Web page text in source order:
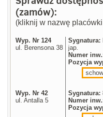
(zamów):
(kliknij w nazwę
Wyp. Nr 124
ul. Berensona 38
Sygnatura:
jap.
Numer
Pozycja
Wyp. Nr 42
ul. Antalla 5
Sygnatura:
Numer
Pozycja